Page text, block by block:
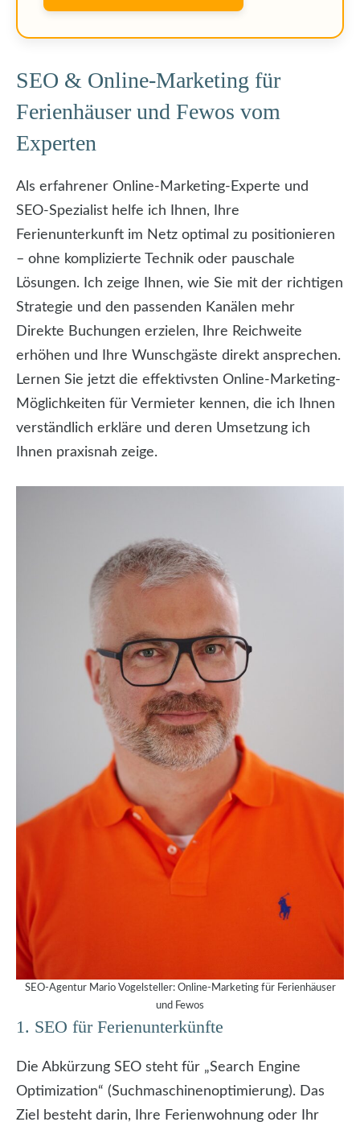
SEO & Online-Marketing für
Ferienhäuser und Fewos vom
Experten
Als erfahrener Online-Marketing-Experte und
SEO-Spezialist helfe ich Ihnen, Ihre
Ferienunterkunft im Netz optimal zu positionieren
– ohne komplizierte Technik oder pauschale
Lösungen. Ich zeige Ihnen, wie Sie mit der richtigen
Strategie und den passenden Kanälen mehr
Direkte Buchungen erzielen, Ihre Reichweite
erhöhen und Ihre Wunschgäste direkt ansprechen.
Lernen Sie jetzt die effektivsten Online-Marketing-
Möglichkeiten für Vermieter kennen, die ich Ihnen
verständlich erkläre und deren Umsetzung ich
Ihnen praxisnah zeige.
SEO-Agentur Mario Vogelsteller: Online-Marketing für Ferienhäuser
und Fewos
1. SEO für Ferienunterkünfte
Die Abkürzung SEO steht für „Search Engine
Optimization“ (Suchmaschinenoptimierung). Das
Ziel besteht darin, Ihre Ferienwohnung oder Ihr